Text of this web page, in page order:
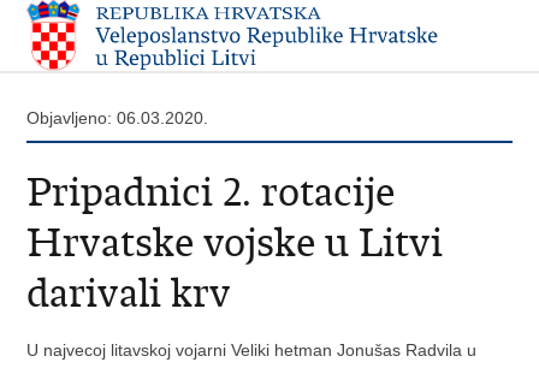
Objavljeno: 06.03.2020.
Pripadnici 2. rotacije
Hrvatske vojske u Litvi
darivali krv
U najvecoj litavskoj vojarni Veliki hetman Jonušas Radvila u